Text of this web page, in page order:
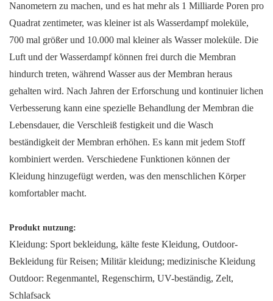
Nanometern zu machen, und es hat mehr als 1 Milliarde Poren pro
Quadrat zentimeter, was kleiner ist als Wasserdampf moleküle,
700 mal größer und 10.000 mal kleiner als Wasser moleküle. Die
Luft und der Wasserdampf können frei durch die Membran
hindurch treten, während Wasser aus der Membran heraus
gehalten wird. Nach Jahren der Erforschung und kontinuier lichen
Verbesserung kann eine spezielle Behandlung der Membran die
Lebensdauer, die Verschleiß festigkeit und die Wasch
beständigkeit der Membran erhöhen. Es kann mit jedem Stoff
kombiniert werden. Verschiedene Funktionen können der
Kleidung hinzugefügt werden, was den menschlichen Körper
komfortabler macht.
Produkt nutzung:
Kleidung: Sport bekleidung, kälte feste Kleidung, Outdoor-
Bekleidung für Reisen; Militär kleidung; medizinische Kleidung
Outdoor: Regenmantel, Regenschirm, UV-beständig, Zelt,
Schlafsack